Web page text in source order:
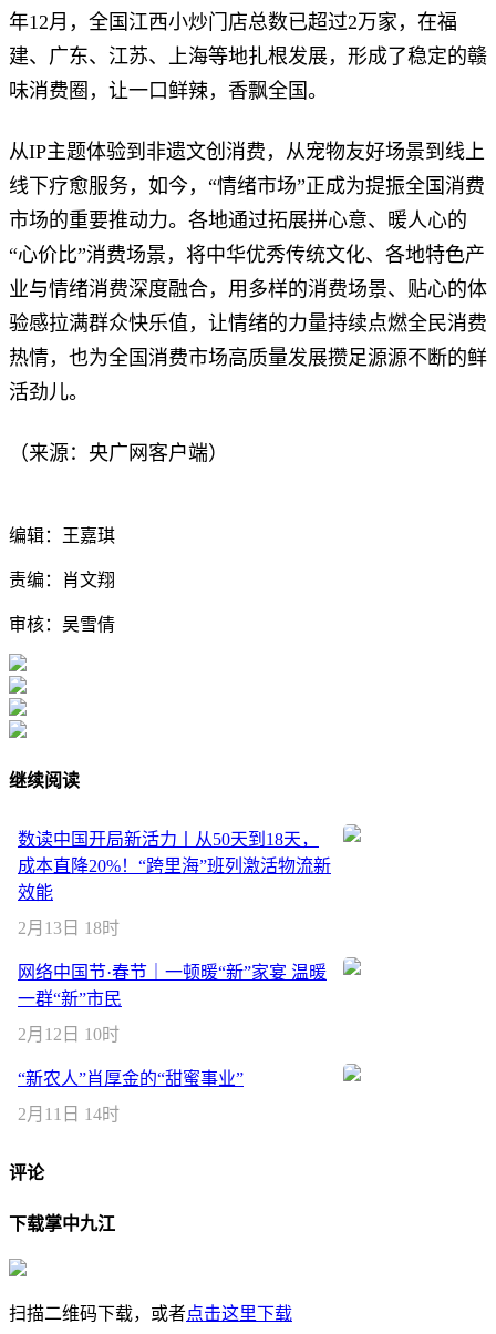
年12月，全国江西小炒门店总数已超过2万家，在福
建、广东、江苏、上海等地扎根发展，形成了稳定的赣
味消费圈，让一口鲜辣，香飘全国。
从IP主题体验到非遗文创消费，从宠物友好场景到线上
线下疗愈服务，如今，“情绪市场”正成为提振全国消费
市场的重要推动力。各地通过拓展拼心意、暖人心的
“心价比”消费场景，将中华优秀传统文化、各地特色产
业与情绪消费深度融合，用多样的消费场景、贴心的体
验感拉满群众快乐值，让情绪的力量持续点燃全民消费
热情，也为全国消费市场高质量发展攒足源源不断的鲜
活劲儿。
（来源：央广网客户端）
编辑：王嘉琪
责编：肖文翔
审核：吴雪倩
继续阅读
数读中国开局新活力丨从50天到18天，
成本直降20%！“跨里海”班列激活物流新
效能
2月13日 18时
网络中国节·春节｜一顿暖“新”家宴 温暖
一群“新”市民
2月12日 10时
“新农人”肖厚金的“甜蜜事业”
2月11日 14时
评论
下载掌中九江
扫描二维码下载，或者点击这里下载